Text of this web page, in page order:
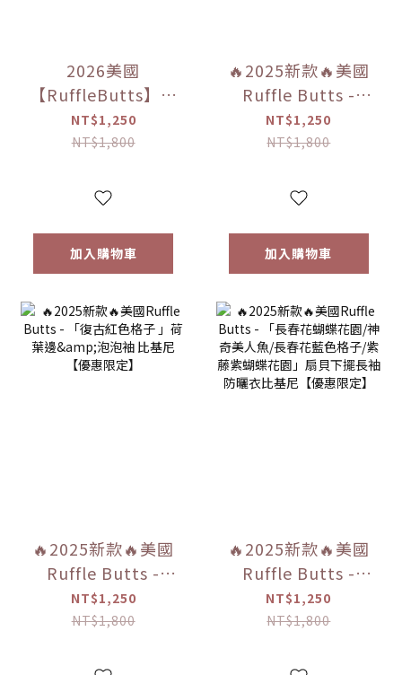
2026美國
【RuffleButts】樂
佩公主長袖防曬泳
衣兩件式【優惠限
NT$1,250
NT$1,800
加入購物車
🔥2025新款🔥美國
Ruffle Butts -
「樂佩公主/灰姑娘/
睡美人/茉莉公主」
裝【優惠限定】
NT$1,250
NT$1,800
加入購物車
🔥2025新款🔥美國
Ruffle Butts -
「復古紅色格子 」
荷葉邊&泡泡袖 比
NT$1,250
NT$1,800
🔥2025新款🔥美國
Ruffle Butts -
「長春花蝴蝶花園/
神奇美人魚/長春花
蝶花園」扇貝下擺
NT$1,250
NT$1,800